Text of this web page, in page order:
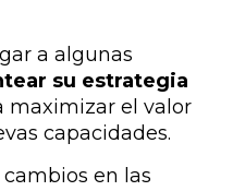
a algunas
su estrategia
maximizar el valor
capacidades.
en las